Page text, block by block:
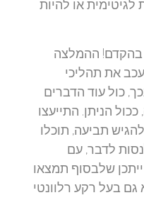
או להיות
ההמלצה
את תהליכי
כול עוד הדברים
הניתן. התייעצו
תביעה, תוכלו
לדבר, עם
שלבסוף תמצאו
בעל רקע רלוונטי